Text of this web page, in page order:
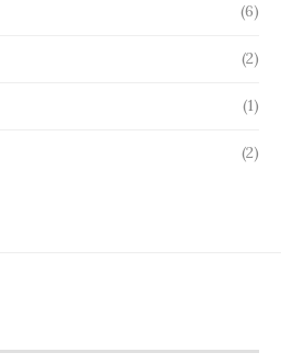
(6)
(2)
(1)
(2)